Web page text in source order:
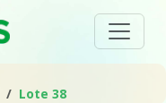
Lote 38